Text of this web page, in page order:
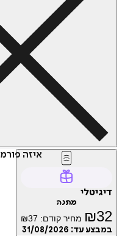
איזה
דיגיטלי
מתנה
₪32 מחיר קודם: ₪37
במבצע עד: 31/08/2026